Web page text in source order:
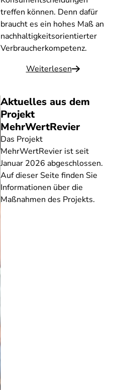
treffen können. Denn dafür
braucht es ein hohes Maß an
nachhaltigkeitsorientierter
Verbraucherkompetenz.
Weiterlesen
Aktuelles aus dem
Projekt
MehrWertRevier
Das Projekt
MehrWertRevier ist seit
Januar 2026 abgeschlossen.
Auf dieser Seite finden Sie
Informationen über die
Maßnahmen des Projekts.